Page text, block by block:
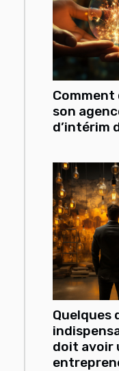
Comment
son
d’intérim
Quelques
doit avoir